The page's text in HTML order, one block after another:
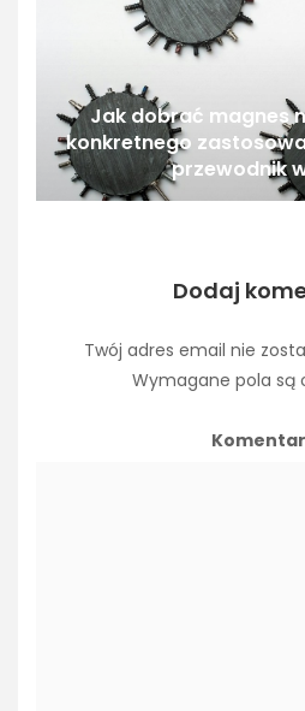
Jak dobrać magnes
konkretnego
przewodnik
Dodaj
Twój adres email nie
Wymagane pola są